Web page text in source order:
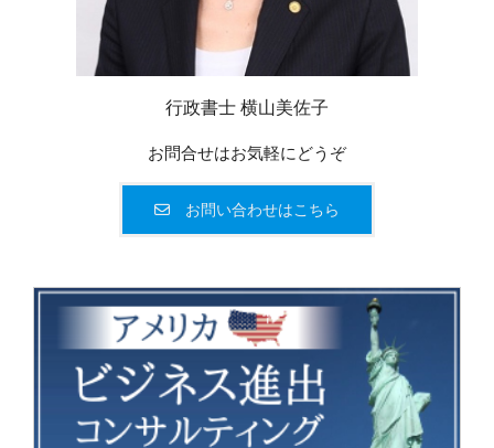
行政書士 横山美佐子
お問合せはお気軽にどうぞ
お問い合わせはこちら